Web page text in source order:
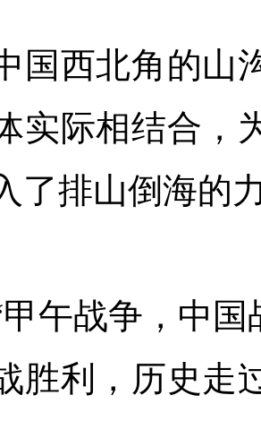
西北角的山沟
实际相结合，
了排山倒海的
战争，中国
胜利，历史走